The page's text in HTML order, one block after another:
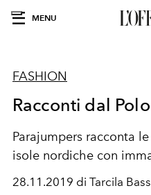
MENU
FASHION
Racconti dal
Parajumpers racconta
isole nordiche con
28.11.2019 di Tarcila